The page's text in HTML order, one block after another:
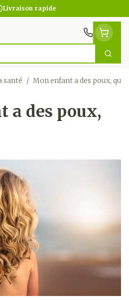
Livraison rapide
santé / Mon enfant a des poux, que
a des poux,